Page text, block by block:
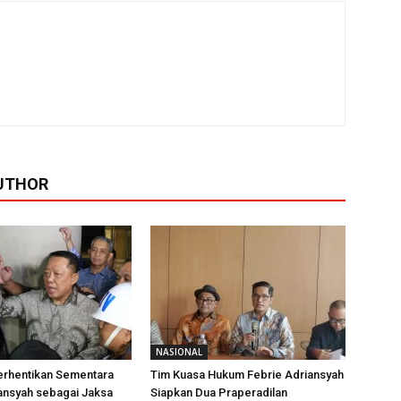
Sementara
sebagai Jaksa
NASIONAL
Tim Kuasa Hukum Febrie Adriansyah
Siapkan Dua Praperadilan